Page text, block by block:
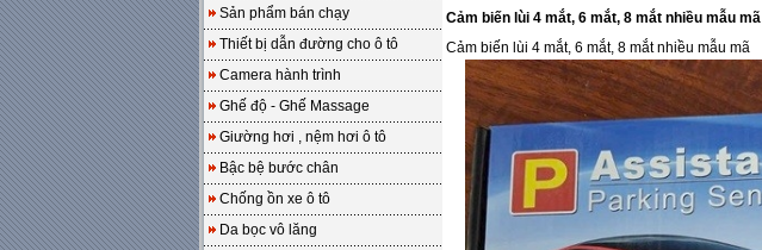
Sản phẩm bán chạy
Thiết bị dẫn đường cho ô tô
Camera hành trình
Ghế độ - Ghế Massage
Giường hơi , nệm hơi ô tô
Bậc bệ bước chân
Chống ồn xe ô tô
Da bọc vô lăng
Cảm biến lùi 4 mắt, 6 mắt, 8 mắt nhiều mẫu mã
Cảm biến lùi 4 mắt, 6 mắt, 8 mắt nhiều mẫu mã